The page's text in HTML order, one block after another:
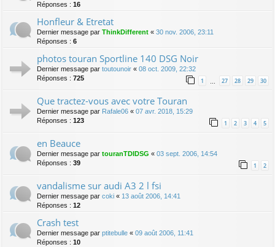
Réponses : 16
Honfleur & Etretat
Dernier message par ThinkDifferent « 30 nov. 2006, 23:11
Réponses : 6
photos touran Sportline 140 DSG Noir
Dernier message par toutounoir « 08 oct. 2009, 22:32
Réponses : 725 1 27 28 29 30
Que tractez-vous avec votre Touran
Dernier message par Rafale06 « 07 avr. 2018, 15:29
Réponses : 123 1 2 3 4 5
en Beauce
Dernier message par touranTDIDSG « 03 sept. 2006, 14:54
Réponses : 39 1 2
vandalisme sur audi A3 2 l fsi
Dernier message par coki « 13 août 2006, 14:41
Réponses : 12
Crash test
Dernier message par ptitebulle « 09 août 2006, 11:41
Réponses : 10